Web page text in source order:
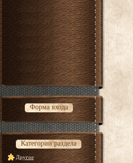
Форма входа
Категории раздела
Другое